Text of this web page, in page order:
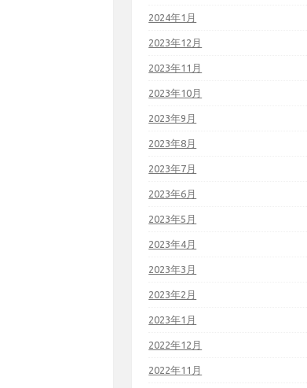
2024年1月
2023年12月
2023年11月
2023年10月
2023年9月
2023年8月
2023年7月
2023年6月
2023年5月
2023年4月
2023年3月
2023年2月
2023年1月
2022年12月
2022年11月